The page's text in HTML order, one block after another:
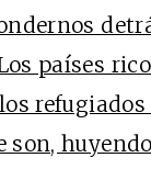
países
son,